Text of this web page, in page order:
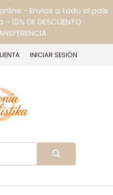
- Envíos a todo el país
DE DESCUENTO
INICIAR SESIÓN